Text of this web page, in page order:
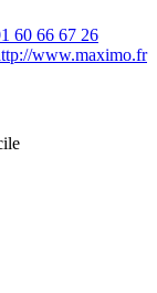
60 66 67 26
www.maximo.fr